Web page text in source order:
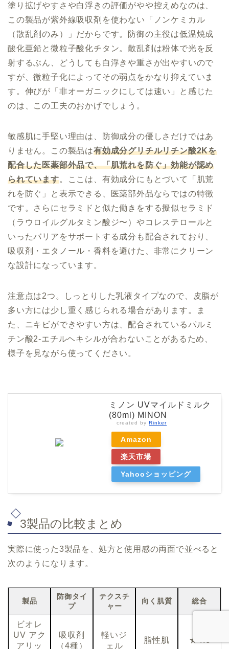
塗り拡げやすさや白浮きの評価がやや控えめなのは、
この製品が紫外線吸収剤を使わない「ノンケミカル
（散乱剤のみ）」だからです。防御の主役は低温焼成
酸化亜鉛と微粒子酸化チタン。散乱剤は粉体で光を反
射するぶん、どうしても白浮きや重さが出やすいので
すが、微粒子化によってその弱点をかなり抑えていま
す。伸びが「非オーガニックにしては速い」と感じた
のは、この工夫のおかげでしょう。
敏感肌に手堅い理由は、防御成分の優しさだけではあ
りません。この製品は有効成分グリチルリチン酸2Kを
配合した医薬部外品で、「肌荒れを防ぐ」効能が認め
られています。ここは、有効成分にもとづいて「肌荒
れを防ぐ」と表示できる、医薬部外品ならではの特徴
です。さらにセラミドと似た働きをする擬似セラミド
（ラウロイルグルタミン酸ジ〜）やコレステロールと
いったバリアをサポートする成分も配合されており、
吸収剤・エタノール・香料を避けた、非常にクリーン
な設計になっています。
注意点は2つ。しっとりした乳液タイプなので、皮脂が
多い方には少し重く感じられる場合があります。ま
た、ニキビができやすい方は、配合されているパルミ
チン酸2-エチルヘキシルが合わないことがあるため、
様子を見ながら使ってください。
ミノン UVマイルドミルク
(80ml) MINON
created by Rinker
Amazon
楽天市場
Yahooショッピング
3製品の比較まとめ
実際に使った3製品を、処方と使用感の両面で並べると
次のようになります。
製品
防御タイ
プ
テクスチ
ャー
向く肌質 総合
ビオレ
UV アク
アリッ
吸収剤
（4種）
軽いジ
ェル
脂性肌 ★4.6